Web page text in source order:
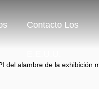
Contacto Los
del alambre de la exhibición